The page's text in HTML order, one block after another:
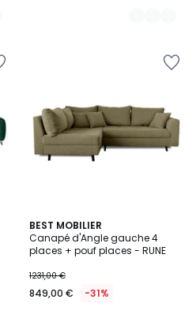
BEST MOBILIER
Canapé d'Angle gauche 4
places + pouf places - RUNE
1231,00 €
849,00 € -31%
6
Couleurs